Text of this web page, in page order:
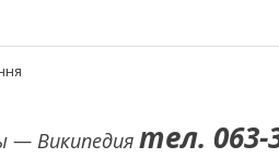
тел. 063-